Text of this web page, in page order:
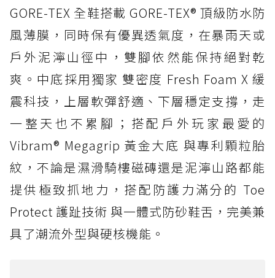
GORE-TEX 全鞋搭載 GORE-TEX® 頂級防水防
風薄膜，同時保有優異透氣度，在暴雨天或
戶外泥濘山徑中，雙腳依然能保持絕對乾
爽。中底採用獨家 雙密度 Fresh Foam X 緩
震科技，上層軟彈舒適、下層穩定支撐，走
一整天也不累腳；搭配戶外玩家最愛的
Vibram® Megagrip 黃金大底 與專利顆粒胎
紋，不論是濕滑騎樓磁磚還是泥濘山路都能
提供極致抓地力，搭配防護力滿分的 Toe
Protect 護趾技術 與一體式防砂鞋舌，完美兼
具了潮流外型與硬核機能。